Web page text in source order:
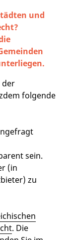
und
der
folgende
sein.
(in
zu
. Die